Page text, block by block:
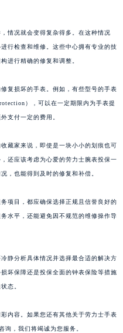
情况就会变得复杂得多。在这种情况
行检查和维修。这些中心拥有专业的技
进行精确的修复和调整。
复损坏的手表。例如，有些型号的手表
），可以在一定期限内为手表提
支付一定的费用。
藏家来说，即使是一块小小的划痕也可
还应该考虑为心爱的劳力士腕表投保一
，也能得到及时的修复和补偿。
项目，都应确保选择正规且信誉良好的
水平，还能避免因不规范的维修操作导
静分析具体情况并选择最合适的解决方
坏保障还是投保全面的钟表保险等措施
态。
内容。如果您还有其他关于劳力士手表
询，我们将竭诚为您服务。